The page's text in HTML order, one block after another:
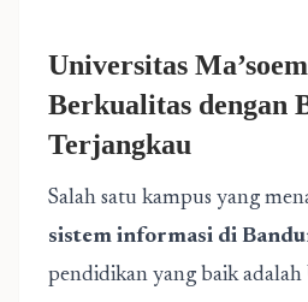
Universitas
Berkualitas dengan
Terjangkau
Salah satu kampus yang
sistem informasi di
pendidikan yang baik adalah